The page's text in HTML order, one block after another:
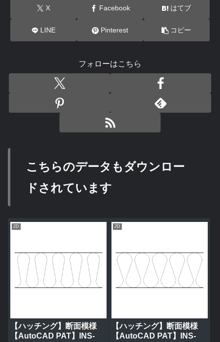
X Facebook はてブ
LINE Pinterest コピー
フォローはこちら
こちらのデータもダウンロー
ドされています
2D
【ハッチング】断面模様
【AutoCAD PAT】INS-
2D
【ハッチング】断面模様
【AutoCAD PAT】INS-